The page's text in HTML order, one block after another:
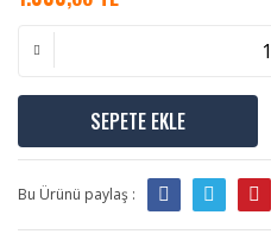
SEPETE EKLE
Bu Ürünü paylaş :